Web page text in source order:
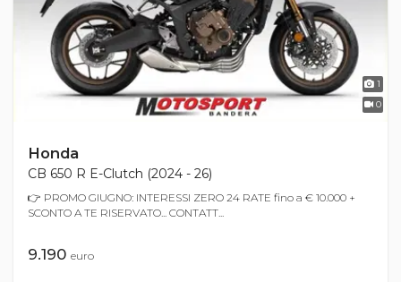
1
0
Honda
CB 650 R E-Clutch (2024 - 26)
👉 PROMO GIUGNO: INTERESSI ZERO 24 RATE fino a € 10.000 +
SCONTO A TE RISERVATO... CONTATT...
9.190 euro